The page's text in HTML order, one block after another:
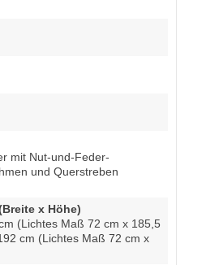
mit Nut-und-Feder-
und Querstreben
x Höhe)
(Lichtes Maß 72 cm x 185,5
cm (Lichtes Maß 72 cm x